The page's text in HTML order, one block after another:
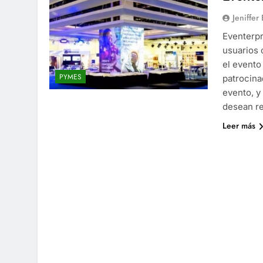
PYMES
Jeniffer
usuarios
el
evento,
desean
Leer más